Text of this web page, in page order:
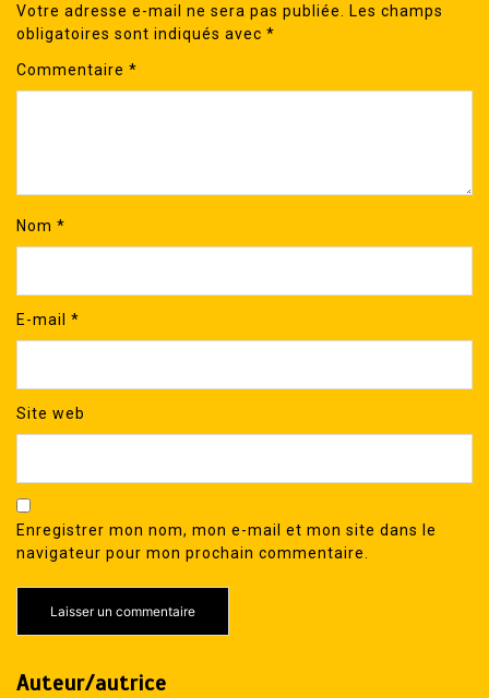
Votre adresse e-mail ne sera pas publiée.
Les champs
obligatoires sont indiqués avec *
Commentaire *
Nom *
E-mail *
Site web
Enregistrer mon nom, mon e-mail et mon site dans le
navigateur pour mon prochain commentaire.
Auteur/autrice